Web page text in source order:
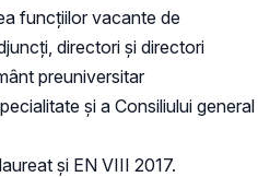
funcțiilor vacante de
directori și directori
preuniversitar
și a Consiliului general
și EN VIII 2017.